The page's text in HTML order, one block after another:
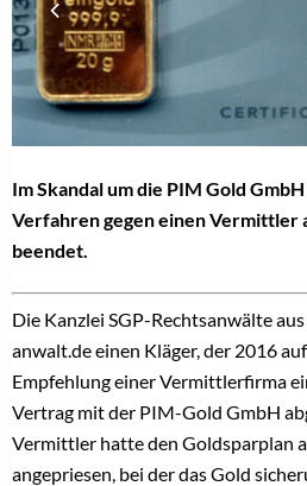
Im Skandal um die PIM Gold
Verfahren gegen einen Vermittler
beendet.
Die Kanzlei SGP-Rechtsanwälte
anwalt.de einen Kläger, der 2016
Empfehlung einer Vermittlerfirma
Vertrag mit der PIM-Gold GmbH
Vermittler hatte den Goldsparplan
angepriesen, bei der das Gold